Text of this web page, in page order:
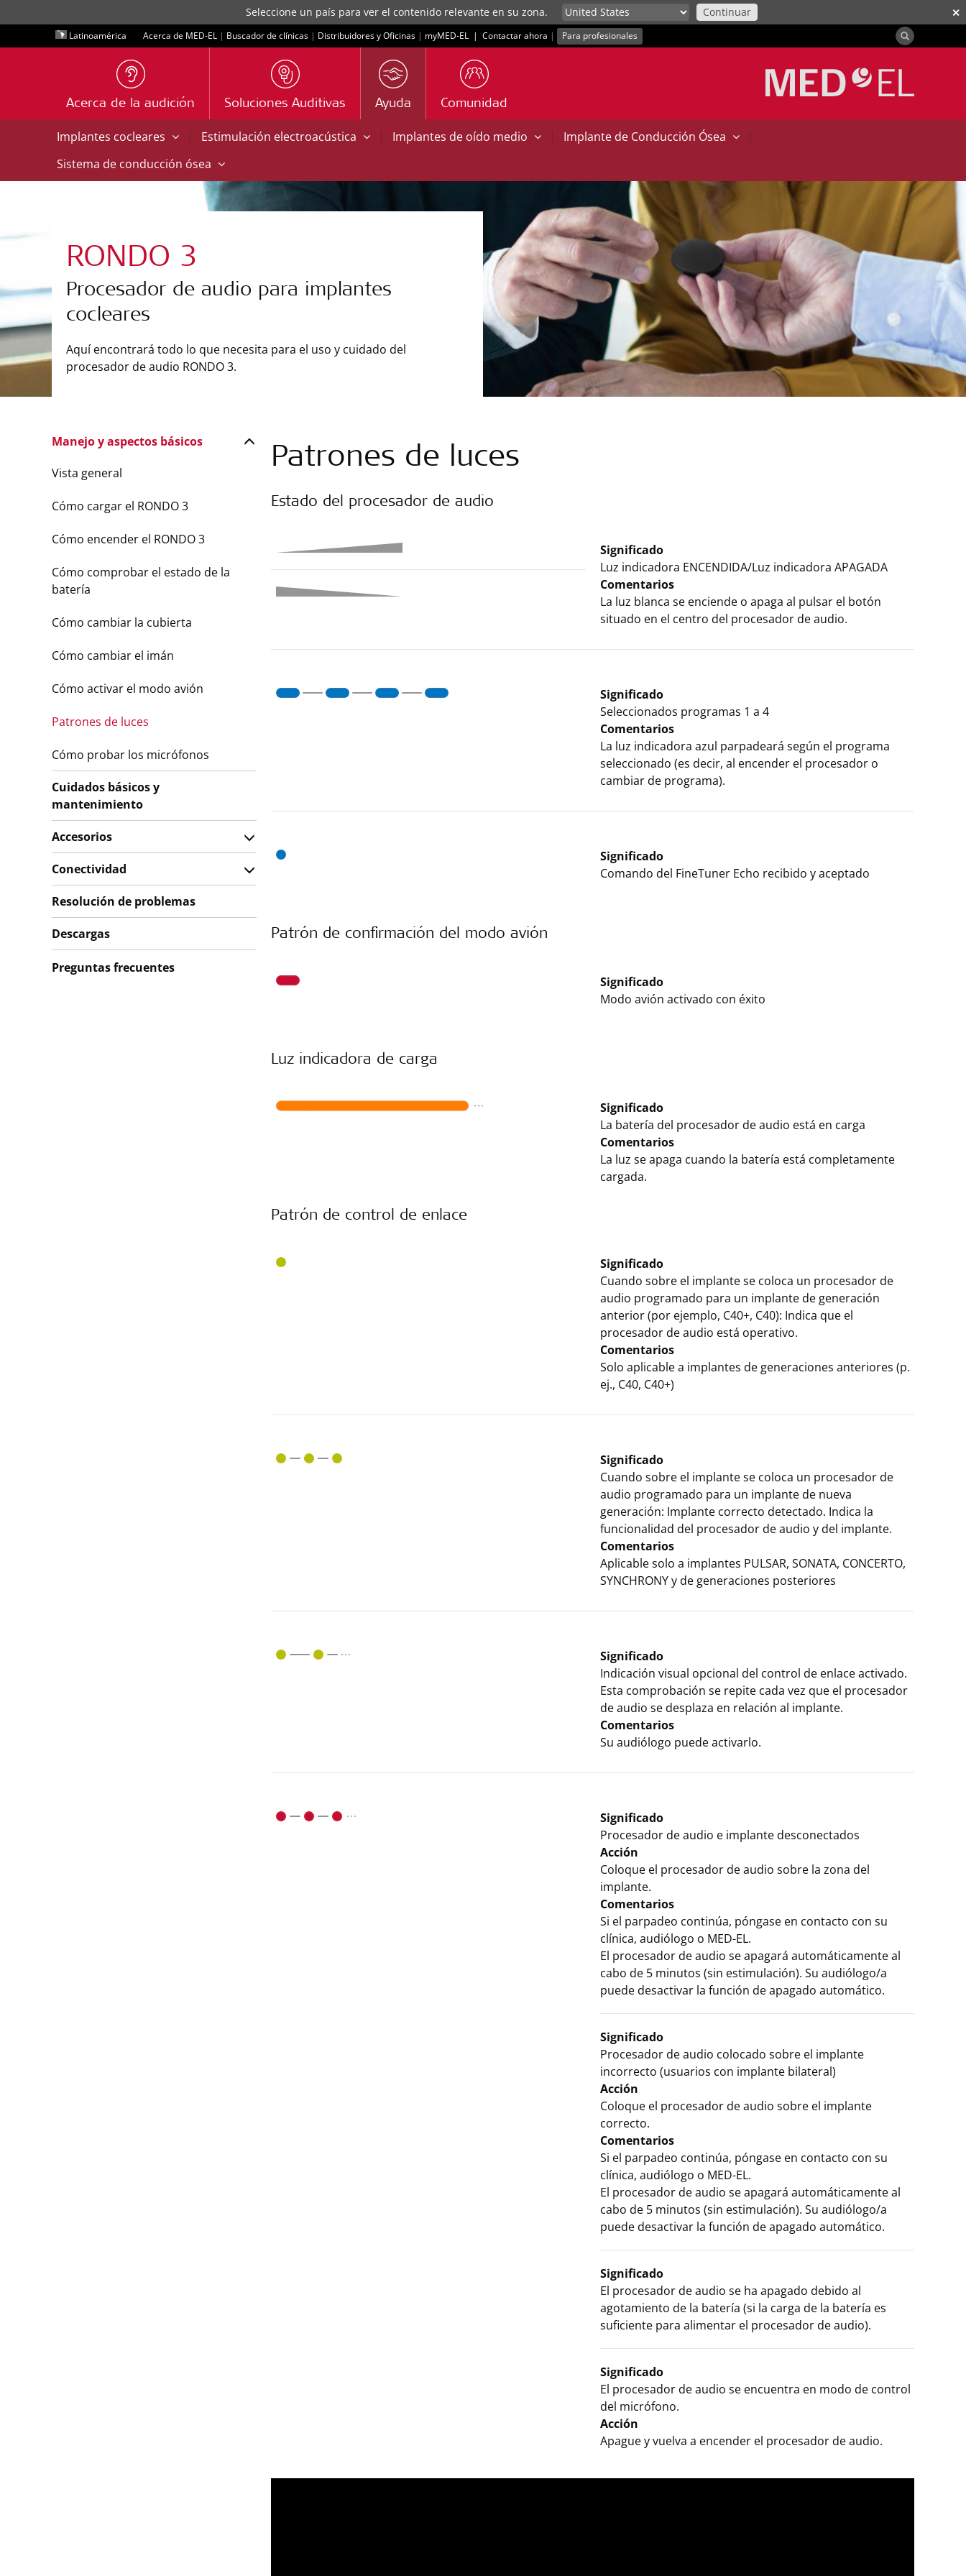
✕
Seleccione un país para ver el contenido relevante en su zona. Continuar
Latinoamérica Acerca de MED-EL | Buscador de clínicas | Distribuidores y Oficinas | myMED‑EL | Contactar ahora | Para profesionales
Acerca de la audición Soluciones Auditivas Ayuda Comunidad
Implantes cocleares | Estimulación electroacústica | Implantes de oído medio | Implante de Conducción Ósea
|
Sistema de conducción ósea
RONDO 3
Procesador de audio para implantes
cocleares
Aquí encontrará todo lo que necesita para el uso y cuidado del
procesador de audio RONDO 3.
Patrones de luces
Estado del procesador de audio
Significado
Luz indicadora ENCENDIDA/Luz indicadora APAGADA
Comentarios
La luz blanca se enciende o apaga al pulsar el botón
situado en el centro del procesador de audio.
Significado
Seleccionados programas 1 a 4
Comentarios
La luz indicadora azul parpadeará según el programa
seleccionado (es decir, al encender el procesador o
cambiar de programa).
Significado
Comando del FineTuner Echo recibido y aceptado
Patrón de confirmación del modo avión
Significado
Modo avión activado con éxito
Luz indicadora de carga
Significado
La batería del procesador de audio está en carga
Comentarios
La luz se apaga cuando la batería está completamente
cargada.
Patrón de control de enlace
Significado
Cuando sobre el implante se coloca un procesador de
audio programado para un implante de generación
anterior (por ejemplo, C40+, C40): Indica que el
procesador de audio está operativo.
Comentarios
Solo aplicable a implantes de generaciones anteriores (p.
ej., C40, C40+)
Significado
Cuando sobre el implante se coloca un procesador de
audio programado para un implante de nueva
generación: Implante correcto detectado. Indica la
funcionalidad del procesador de audio y del implante.
Comentarios
Aplicable solo a implantes PULSAR, SONATA, CONCERTO,
SYNCHRONY y de generaciones posteriores
Significado
Indicación visual opcional del control de enlace activado.
Esta comprobación se repite cada vez que el procesador
de audio se desplaza en relación al implante.
Comentarios
Su audiólogo puede activarlo.
Significado
Procesador de audio e implante desconectados
Acción
Coloque el procesador de audio sobre la zona del
implante.
Comentarios
Si el parpadeo continúa, póngase en contacto con su
clínica, audiólogo o MED-EL.
El procesador de audio se apagará automáticamente al
cabo de 5 minutos (sin estimulación). Su audiólogo/a
puede desactivar la función de apagado automático.
Significado
Procesador de audio colocado sobre el implante
incorrecto (usuarios con implante bilateral)
Acción
Coloque el procesador de audio sobre el implante
correcto.
Comentarios
Si el parpadeo continúa, póngase en contacto con su
clínica, audiólogo o MED-EL.
El procesador de audio se apagará automáticamente al
cabo de 5 minutos (sin estimulación). Su audiólogo/a
puede desactivar la función de apagado automático.
Significado
El procesador de audio se ha apagado debido al
agotamiento de la batería (si la carga de la batería es
suficiente para alimentar el procesador de audio).
Significado
El procesador de audio se encuentra en modo de control
del micrófono.
Acción
Apague y vuelva a encender el procesador de audio.
Manejo y aspectos básicos
Vista general
Cómo cargar el RONDO 3
Cómo encender el RONDO 3
Cómo comprobar el estado de la
batería
Cómo cambiar la cubierta
Cómo cambiar el imán
Cómo activar el modo avión
Patrones de luces
Cómo probar los micrófonos
Cuidados básicos y
mantenimiento
Accesorios
Conectividad
Resolución de problemas
Descargas
Preguntas frecuentes